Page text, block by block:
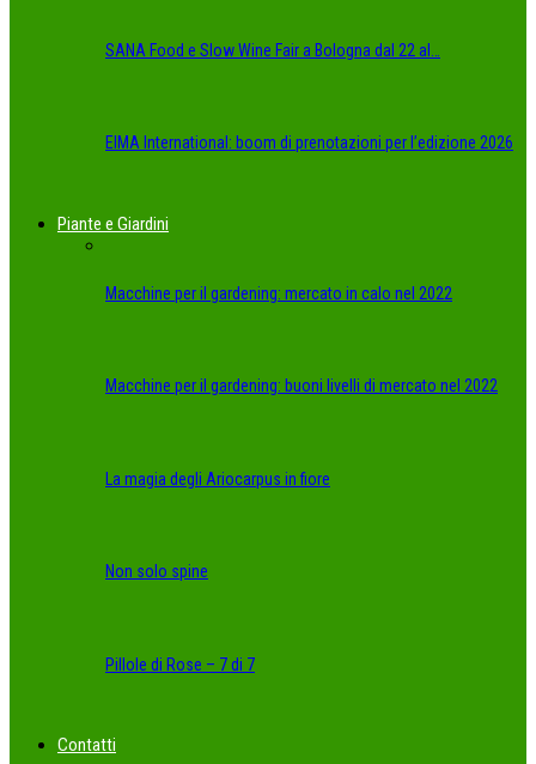
SANA Food e Slow Wine Fair a Bologna dal 22 al…
EIMA International: boom di prenotazioni per l’edizione 2026
Piante e Giardini
Macchine per il gardening: mercato in calo nel 2022
Macchine per il gardening: buoni livelli di mercato nel 2022
La magia degli Ariocarpus in fiore
Non solo spine
Pillole di Rose – 7 di 7
Contatti